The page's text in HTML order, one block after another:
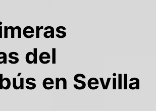
del
en Sevilla